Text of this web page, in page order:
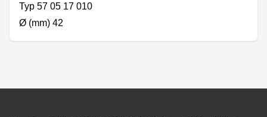
Typ 57 05 17 010
Ø (mm) 42